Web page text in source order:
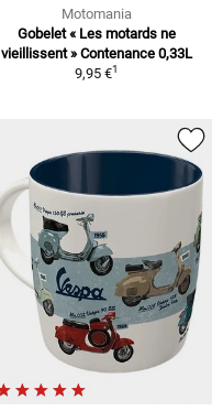
Motomania
Gobelet « Les motards ne
vieillissent » Contenance 0,33L
9,95 €1